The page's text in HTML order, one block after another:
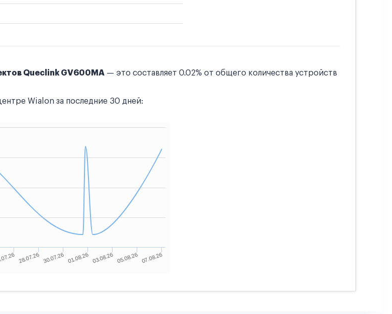
Queclink GV600MA — это составляет 0.02% от общего количества устройств
Wialon за последние 30 дней: